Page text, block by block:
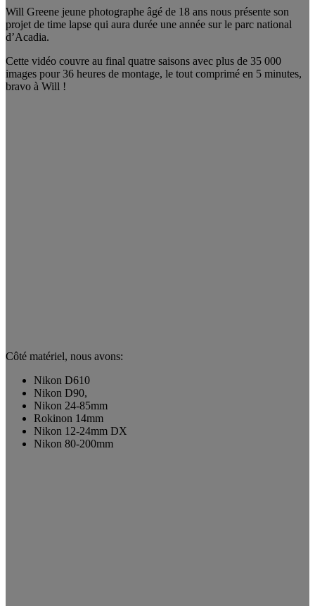
Will Greene jeune photographe âgé de 18 ans nous présente son
projet de time lapse qui aura durée une année sur le parc national
d’Acadia.
Cette vidéo couvre au final quatre saisons avec plus de 35 000
images pour 36 heures de montage, le tout comprimé en 5 minutes,
bravo à Will !
Côté matériel, nous avons:
Nikon D610
Nikon D90,
Nikon 24-85mm
Rokinon 14mm
Nikon 12-24mm DX
Nikon 80-200mm